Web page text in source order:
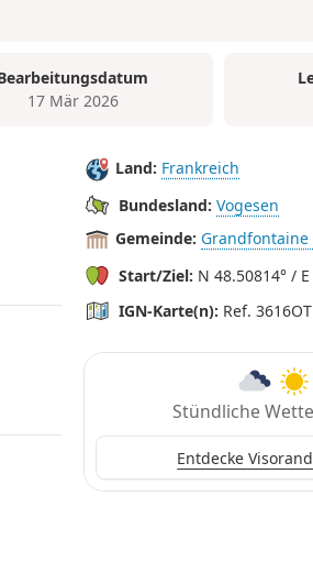
17 Mär 2026
Land: Frankreich
Bundesland: Vogesen
Gemeinde: Grandfontaine
Start/Ziel: N 48.50814° /
IGN-Karte(n): Ref. 3616OT
Stündliche
Entdecke